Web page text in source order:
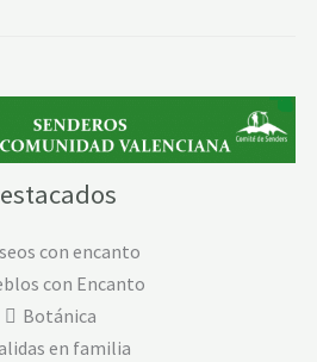
con encanto
con Encanto
Botánica
en familia